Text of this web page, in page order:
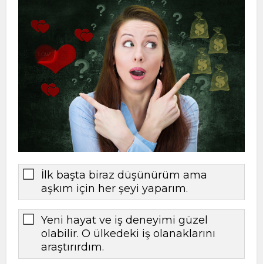
İlk başta biraz düşünürüm ama
aşkım için her şeyi yaparım.
Yeni hayat ve iş deneyimi güzel
olabilir. O ülkedeki iş olanaklarını
araştırırdım.